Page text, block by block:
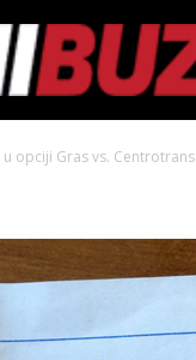
opciji Gras vs. Centrotrans